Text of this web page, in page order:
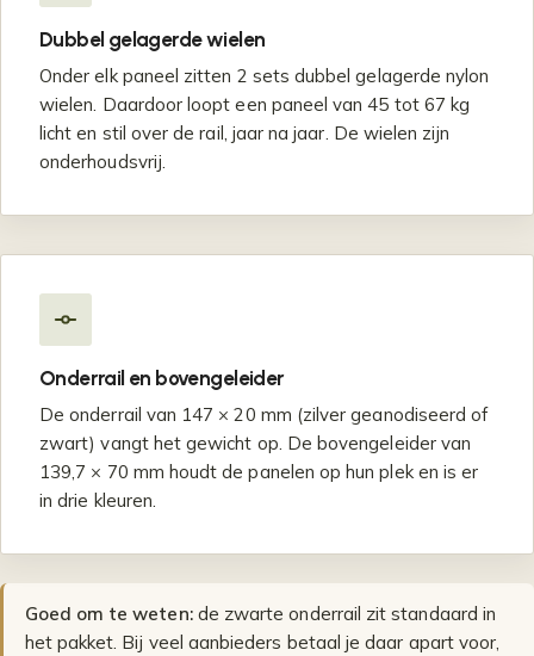
Dubbel gelagerde wielen
Onder elk paneel zitten 2 sets dubbel gelagerde nylon
wielen. Daardoor loopt een paneel van 45 tot 67 kg
licht en stil over de rail, jaar na jaar. De wielen zijn
onderhoudsvrij.
Onderrail en bovengeleider
De onderrail van 147 × 20 mm (zilver geanodiseerd of
zwart) vangt het gewicht op. De bovengeleider van
139,7 × 70 mm houdt de panelen op hun plek en is er
in drie kleuren.
Goed om te weten:de zwarte onderrail zit standaard in
het pakket. Bij veel aanbieders betaal je daar apart voor,